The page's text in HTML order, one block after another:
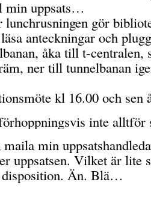
min uppsats…
lunchrusningen gör
anteckningar och
åka till t-centralen,
ner till tunnelbanan
kl 16.00 och
inte
min
uppsatsen. Vilket är lite
disposition. Än. Blä…